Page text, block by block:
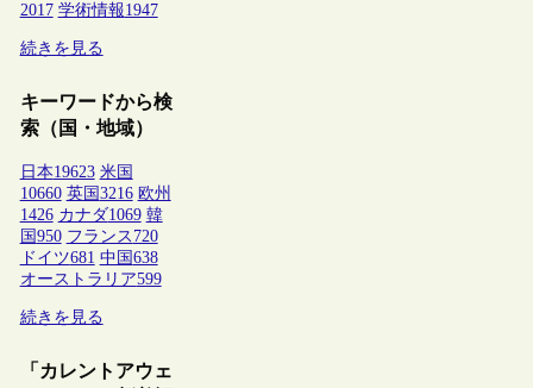
2017 学術情報1947
続きを見る
キーワードから検
索（国・地域）
日本19623 米国
10660 英国3216 欧州
1426 カナダ1069 韓
国950 フランス 720
ドイツ681 中国638
オーストラリア599
続きを見る
「カレントアウェ